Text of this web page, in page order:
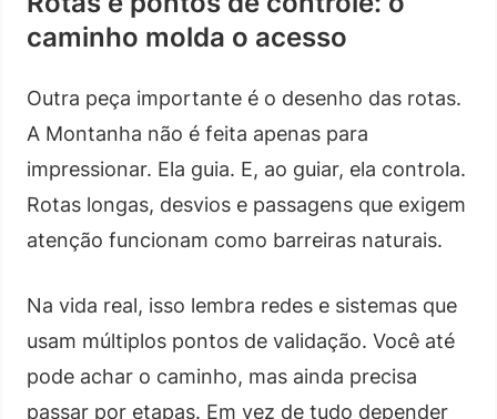
caminho molda o acesso
Outra peça importante é o desenho das rotas.
A Montanha não é feita apenas para
impressionar. Ela guia. E, ao guiar, ela controla.
Rotas longas, desvios e passagens que exigem
atenção funcionam como barreiras naturais.
Na vida real, isso lembra redes e sistemas que
usam múltiplos pontos de validação. Você até
pode achar o caminho, mas ainda precisa
passar por etapas. Em vez de tudo depender